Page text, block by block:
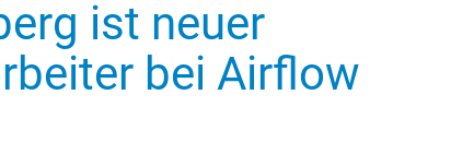
ist neuer
bei Airflow